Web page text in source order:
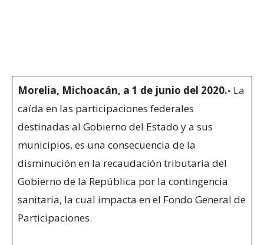
Morelia, Michoacán, a 1 de junio del 2020.- La
caída en las participaciones federales
destinadas al Gobierno del Estado y a sus
municipios, es una consecuencia de la
disminución en la recaudación tributaria del
Gobierno de la República por la contingencia
sanitaria, la cual impacta en el Fondo General de
Participaciones.